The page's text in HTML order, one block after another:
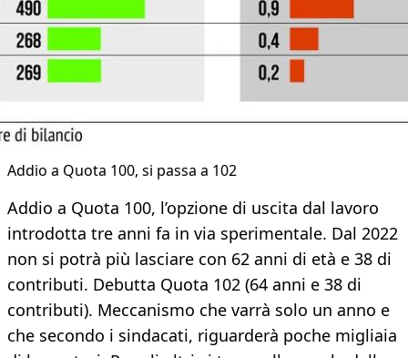
Addio a Quota 100, si passa a 102
Addio a Quota 100, l’opzione di uscita dal lavoro
introdotta tre anni fa in via sperimentale. Dal 2022
non si potrà più lasciare con 62 anni di età e 38 di
contributi. Debutta Quota 102 (64 anni e 38 di
contributi). Meccanismo che varrà solo un anno e
che secondo i sindacati, riguarderà poche migliaia